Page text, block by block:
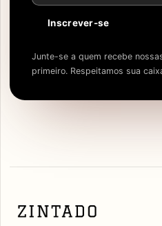
Inscrever-se
Junte-se a quem recebe
primeiro. Respeitamos sua